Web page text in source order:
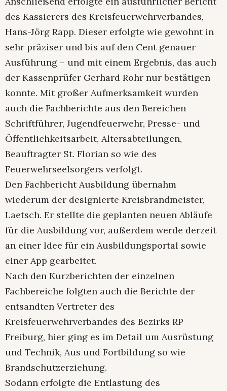
des Kassierers des Kreisfeuerwehrverbandes,
Hans-Jörg Rapp. Dieser erfolgte wie gewohnt in
sehr präziser und bis auf den Cent genauer
Ausführung – und mit einem Ergebnis, das auch
der Kassenprüfer Gerhard Rohr nur bestätigen
konnte. Mit großer Aufmerksamkeit wurden
auch die Fachberichte aus den Bereichen
Schriftführer, Jugendfeuerwehr, Presse- und
Öffentlichkeitsarbeit, Altersabteilungen,
Beauftragter St. Florian so wie des
Feuerwehrseelsorgers verfolgt.
Den Fachbericht Ausbildung übernahm
wiederum der designierte Kreisbrandmeister,
Laetsch. Er stellte die geplanten neuen Abläufe
für die Ausbildung vor, außerdem werde derzeit
an einer Idee für ein Ausbildungsportal sowie
einer App gearbeitet.
Nach den Kurzberichten der einzelnen
Fachbereiche folgten auch die Berichte der
entsandten Vertreter des
Kreisfeuerwehrverbandes des Bezirks RP
Freiburg, hier ging es im Detail um Ausrüstung
und Technik, Aus und Fortbildung so wie
Brandschutzerziehung.
Sodann erfolgte die Entlastung des